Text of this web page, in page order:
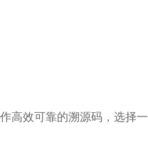
高效可靠的溯源码，选择一